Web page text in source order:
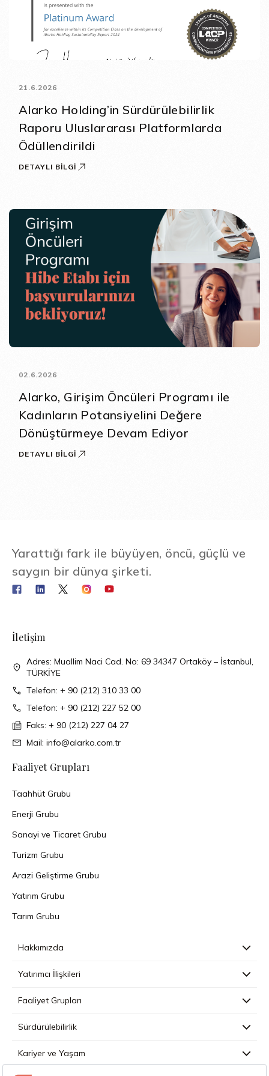
21.6.2026
Alarko Holding’in Sürdürülebilirlik
Raporu Uluslararası Platformlarda
Ödüllendirildi
DETAYLI BILGI
02.6.2026
Alarko, Girişim Öncüleri Programı ile
Kadınların Potansiyelini Değere
Dönüştürmeye Devam Ediyor
DETAYLI BILGI
Yarattığı fark ile büyüyen, öncü, güçlü ve
saygın bir dünya şirketi.
İletişim
Adres: Muallim Naci Cad. No: 69 34347 Ortaköy – İstanbul,
TÜRKİYE
Telefon: + 90 (212) 310 33 00
Telefon: + 90 (212) 227 52 00
Faks: + 90 (212) 227 04 27
Mail: info@alarko.com.tr
Faaliyet Grupları
Taahhüt Grubu
Enerji Grubu
Sanayi ve Ticaret Grubu
Turizm Grubu
Arazi Geliştirme Grubu
Yatırım Grubu
Tarım Grubu
Hakkımızda
Yatırımcı İlişkileri
Faaliyet Grupları
Sürdürülebilirlik
Kariyer ve Yaşam